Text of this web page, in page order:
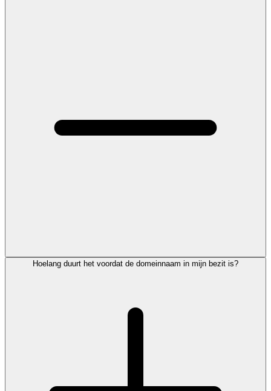
Hoelang duurt het voordat de domeinnaam in mijn bezit is?